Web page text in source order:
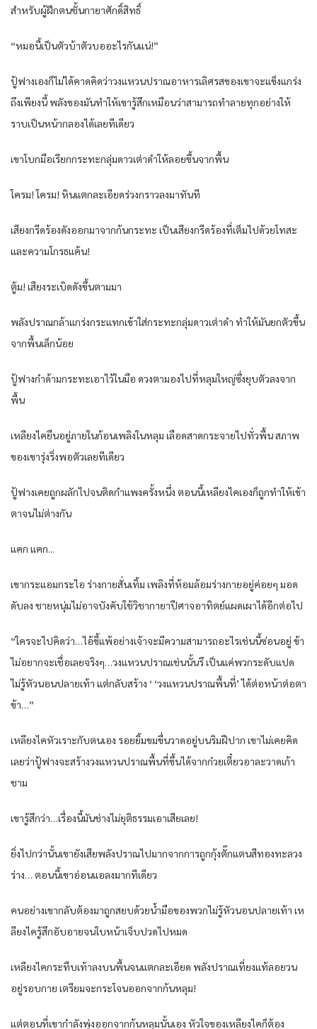
สำหรับ​ผู้ฝึก​ตน​ชั้น​กา​ยา​ศักดิ์สิทธิ์​
“หมอ​นี้​เป็นตัว​บ้า​ตัว​บอ​อะไร​กัน​แน่​!”
ปู้ฟางเอง​ก็​ไม่ได้​คาดคิด​ว่า​วงแหวน​ปราณ​อาหาร​เลิศ​รส​ของ​เขา​จะแข็งแกร่ง​
ถึงเพียงนี้​ พลัง​ของ​มัน​ทำให้​เขา​รู้สึก​เหมือนว่า​สามารถ​ทำลาย​ทุกอย่าง​ให้​
ราบเป็นหน้ากลอง​ได้​เลย​ทีเดียว​
เขา​โบกมือ​เรียก​กระทะ​กลุ่ม​ดาว​เต่าดำ​ให้​ลอย​ขึ้น​จาก​พื้น​
โครม​! โครม​! หิน​แตก​ละเอียด​ร่วง​กราว​ลงมา​ทันที​
เสียง​กรีดร้อง​ดัง​ออก​มาจาก​ก้น​กระทะ​ เป็น​เสียง​กรีดร้อง​ที่​เต็มไปด้วย​โทสะ​
และ​ความโกรธแค้น​!
ตู้​ม! เสียง​ระเบิด​ดัง​ขึ้น​ตามมา​
พลัง​ปราณ​กล้าแกร่ง​กระแทก​เข้าใส่​กระทะ​กลุ่ม​ดาว​เต่าดำ​ ทำให้​มัน​ยกตัว​ขึ้น​
จาก​พื้น​เล็กน้อย​
ปู้ฟางกำ​ด้าม​กระทะ​เอาไว้​ใน​มือ​ ดวงตา​มอง​ไปที่​หลุม​ใหญ่​ซึ่งยุบตัว​ลง​จาก​
พื้น​
เหลียง​ไค​ยืน​อยู่​ภายใน​ก้อน​เพลิง​ใน​หลุม​ เลือดสาด​กระจาย​ไปทั่ว​พื้น​ สภาพ​
ของ​เขา​รุ่งริ่ง​พอตัว​เลย​ทีเดียว​
ปู้ฟางเคย​ถูก​ผลัก​ไปจน​ติด​กำแพง​ครั้งหนึ่ง​ ตอนนี้​เหลียง​ไค​เอง​ก็​ถูก​ทำให้​เข้า
ตาจน​ไม่ต่างกัน​
แค​ก​ แค​ก.​..
เขา​กระแอมกระไอ​ ร่างกาย​สั่นเทิ้ม​ เพลิง​ที่​ห้อมล้อม​ร่างกาย​อยู่​ค่อยๆ​ มอด​
ดับ​ลง​ ชายหนุ่ม​ไม่อาจ​บังคับใช้​วิชา​กา​ยา​ปีศาจอาทิตย์​แผดเผา​ได้​อีกต่อไป​
“ใคร​จะไปคิด​ว่า​…ไอ้​ขี้​แพ้​อย่าง​เจ้าจะมีความสามารถ​อะไร​เช่นนี้​ซ่อน​อยู่​ ข้า​
ไม่อยาก​จะเชื่อ​เลย​จริงๆ​…วงแหวน​ปราณ​เช่นนั้น​รึ​ เป็น​แค่​พวก​ระดับ​แปด​
ไม่รู้​หัวนอน​ปลายเท้า​ แต่กลับ​สร้าง​ ‘ ‘วงแหวน​ปราณ​พื้นที่​’ ได้​ต่อหน้าต่อตา​
ข้า​…”
เหลียง​ไค​หัวเราะ​กับ​ตนเอง​ รอยยิ้ม​ขมขื่น​วาด​อยู่​บน​ริมฝีปาก​ เขา​ไม่เคย​คิด​
เลย​ว่า​ปู้ฟางจะสร้าง​วงแหวน​ปราณ​พื้นที่​ขึ้น​ได้​จาก​ก๋วยเตี๋ยว​อาละวาด​เก้า​
ชาม
เขา​รู้สึก​ว่า​…เรื่อง​นี้​มัน​ช่างไม่ยุติธรรม​เอา​เสีย​เลย​!
ยิ่งไปกว่านั้น​เขา​ยัง​เสีย​พลัง​ปราณ​ไปมาก​จาก​การ​ถูก​กุ้ง​ตั๊กแตน​สีทอง​ทะลวง​
ร่าง​… ตอนนี้​เขา​อ่อนแอ​ลง​มาก​ทีเดียว​
คน​อย่าง​เขา​กลับ​ต้อง​มาถูก​สยบ​ด้วย​น้ำมือ​ของ​พวก​ไม่รู้​หัวนอน​ปลายเท้า​ เห
ลียง​ไค​รู้สึก​อับอาย​จน​ใบหน้า​เจ็บปวด​ไปหมด​
เหลียง​ไค​กระทืบเท้า​ลง​บน​พื้น​จน​แตก​ละเอียด​ พลัง​ปราณ​เที่ยงแท้​ลอย​วน​
อยู่​รอบกาย​ เตรียม​จะกระโจน​ออกจาก​ก้น​หลุม​!
แต่​ตอนที่​เขา​กำลัง​พุ่ง​ออกจาก​ก้น​หลุม​นั้น​เอง​ หัวใจ​ของ​เหลียง​ไค​ก็​ต้อง​